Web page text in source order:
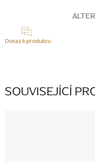
Dotaz k produktu
SOUVISEJÍCÍ